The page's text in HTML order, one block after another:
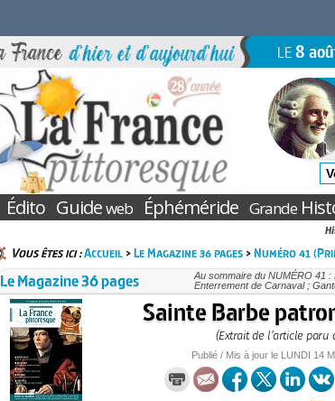
LE8
Édito Guideweb Éphéméride Grande
Vous êtes ici :Accueil>Le Magazine 36 pages>Numéro 41
Le Magazine 36 pages
Au sommaire du NUMÉRO 41
Enterrement de Carnaval ;
Sainte Barbe
(Extrait de l’article paru
Publié / Mis à jour le LUNDI 14